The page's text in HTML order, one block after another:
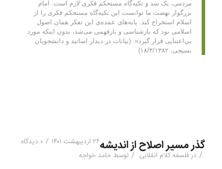
مردمی، یک سد و تکیه‌گاه مستحکم فکری لازم است. امام
بزرگوار نهضت ما توانست این تکیه‌گاه مستحکم فکری را از
اسلام استخراج کند. پایه‌های عمده‌ی این تفکر همان اصول
اسلامی بود که بازشناسی و بازفهمی می‌شد، بدون اینکه مورد
بی‌اعتنایی قرار گیرد». (بیانات در دیدار اساتید و دانشجویان
بسیجی، ۱۸/۳/۱۳۸۲)
گذر مسیر اصلاح از اندیشه۲۶ اردیبهشت ۱۴۰۱ / ۰ دیدگاه
/ در فلسفه کلام انقلابی / توسط حامد خواجه